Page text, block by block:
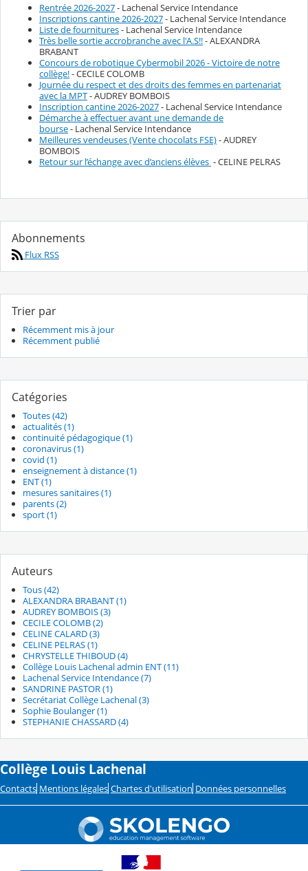
Rentrée 2026-2027- Lachenal Service Intendance
Inscriptions cantine 2026-2027- Lachenal Service Intendance
Liste de fournitures- Lachenal Service Intendance
Très belle sortie accrobranche avec l'A.S!!- ALEXANDRA
BRABANT
Concours de robotique Cybermobil 2026 - Victoire de notre
collège!- CECILE COLOMB
Journée du respect et des droits des femmes en partenariat
avec la MPT- AUDREY BOMBOIS
Inscription cantine 2026-2027- Lachenal Service Intendance
Démarche à effectuer avant une demande de
bourse- Lachenal Service Intendance
Meilleures vendeuses (Vente chocolats FSE)- AUDREY
BOMBOIS
Retour sur l’échange avec d’anciens élèves - CELINE PELRAS
Abonnements
Flux RSS
Trier par
Récemment mis à jour
Récemment publié
Catégories
Toutes (42)
actualités (1)
continuité pédagogique (1)
coronavirus (1)
covid (1)
enseignement à distance (1)
ENT (1)
mesures sanitaires (1)
parents (2)
sport (1)
Auteurs
Tous (42)
ALEXANDRA BRABANT (1)
AUDREY BOMBOIS (3)
CECILE COLOMB (2)
CELINE CALARD (3)
CELINE PELRAS (1)
CHRYSTELLE THIBOUD (4)
Collège Louis Lachenal admin ENT (11)
Lachenal Service Intendance (7)
SANDRINE PASTOR (1)
Secrétariat Collège Lachenal (3)
Sophie Boulanger (1)
STEPHANIE CHASSARD (4)
Collège Louis Lachenal
Contacts Mentions légales Chartes d'utilisation Données personnelles